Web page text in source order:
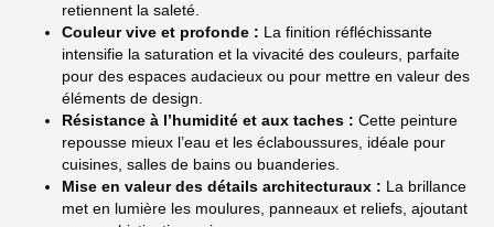
retiennent la saleté.
Couleur vive et profonde : La finition réfléchissante
intensifie la saturation et la vivacité des couleurs, parfaite
pour des espaces audacieux ou pour mettre en valeur des
éléments de design.
Résistance à l’humidité et aux taches : Cette peinture
repousse mieux l’eau et les éclaboussures, idéale pour
cuisines, salles de bains ou buanderies.
Mise en valeur des détails architecturaux : La brillance
met en lumière les moulures, panneaux et reliefs, ajoutant